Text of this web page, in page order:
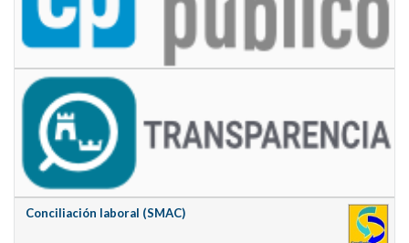
Conciliación laboral (SMAC)